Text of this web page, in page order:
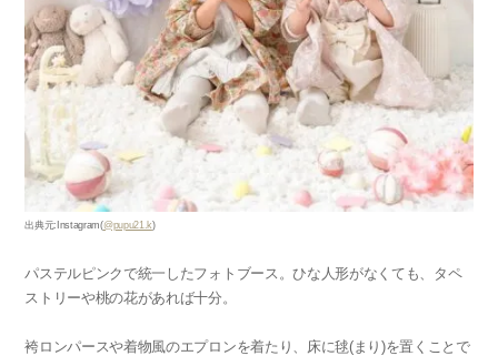
出典元:Instagram(@pupu21.k)
パステルピンクで統一したフォトブース。ひな人形がなくても、タペ
ストリーや桃の花があれば十分。
袴ロンパースや着物風のエプロンを着たり、床に毬(まり)を置くことで